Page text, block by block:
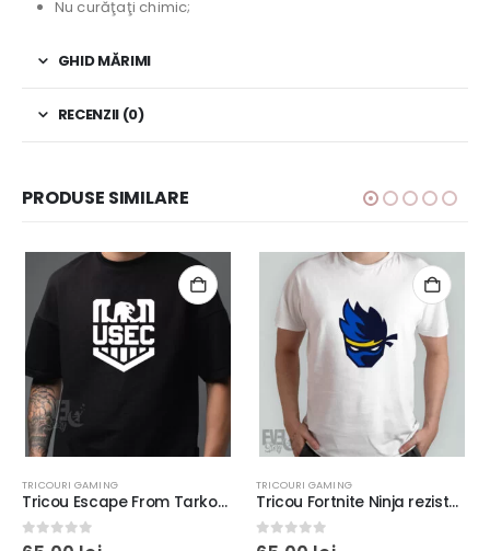
Nu curăţaţi chimic;
GHID MĂRIMI
RECENZII (0)
PRODUSE SIMILARE
TRICOURI GAMING
Tricou Escape From Tarkov USEC, rezistent la spălări, bumbac 100%, regular fit, culoare alb/negru
0 out of 5
TRICOURI GAMING
Tricou Fortnite Ninja rezistent la spălări, regular fit, bumbac 100%, culoare alb/negru, tricou gaming
0 out of 5